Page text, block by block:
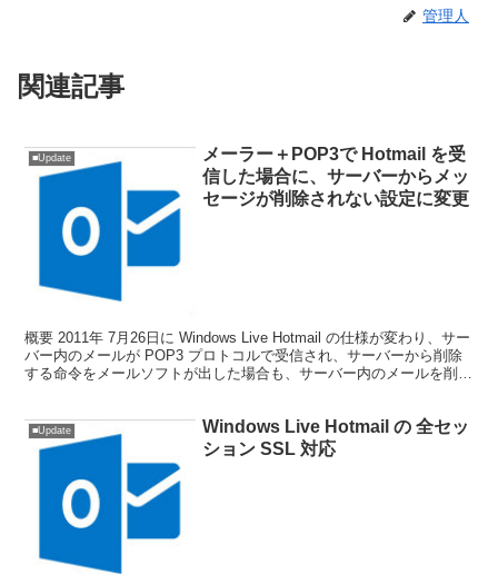
管理人
関連記事
■Update
メーラー＋POP3で Hotmail を受
信した場合に、サーバーからメッ
セージが削除されない設定に変更
概要 2011年 7月26日に Windows Live Hotmail の仕様が変わり、サー
バー内のメールが POP3 プロトコルで受信され、サーバーから削除
する命令をメールソフトが出した場合も、サーバー内のメールを削除
■Update
Windows Live Hotmail の 全セッ
ション SSL 対応